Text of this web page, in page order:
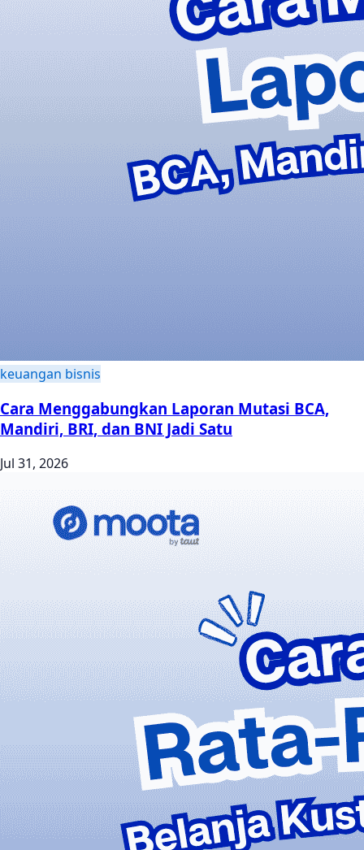
keuangan bisnis
Cara Menggabungkan Laporan Mutasi BCA,
Mandiri, BRI, dan BNI Jadi Satu
Jul 31, 2026